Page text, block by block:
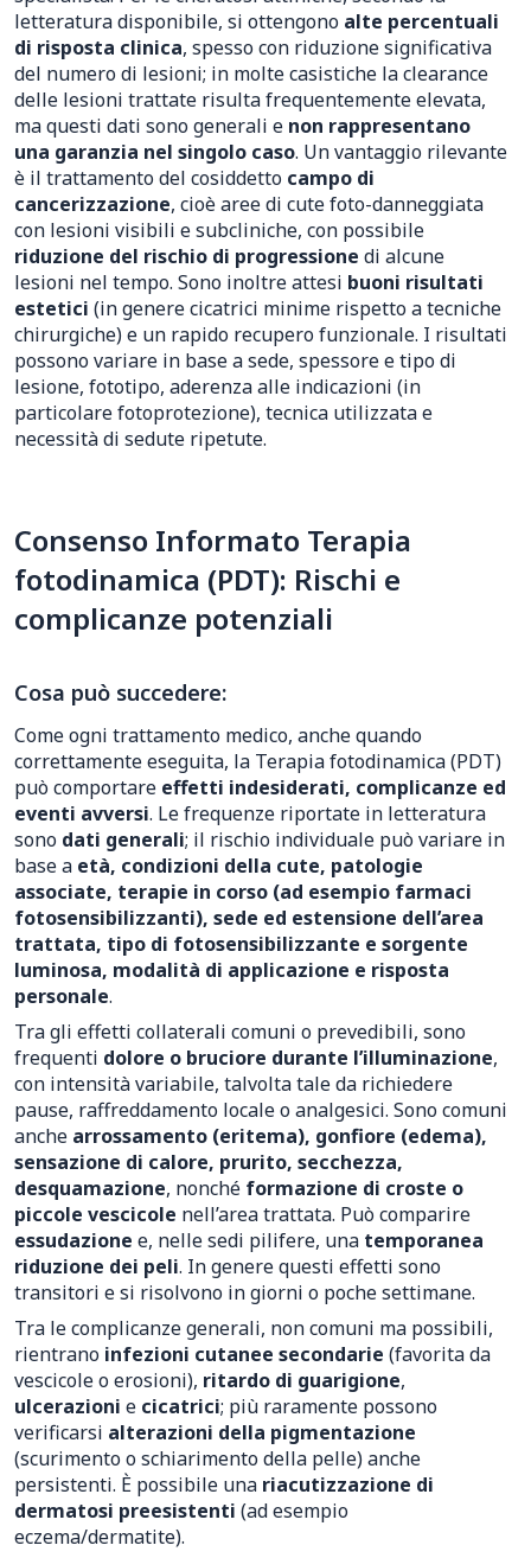
letteratura disponibile, si ottengono alte percentuali
di risposta clinica, spesso con riduzione significativa
del numero di lesioni; in molte casistiche la clearance
delle lesioni trattate risulta frequentemente elevata,
ma questi dati sono generali e non rappresentano
una garanzia nel singolo caso. Un vantaggio rilevante
è il trattamento del cosiddetto campo di
cancerizzazione, cioè aree di cute foto-danneggiata
con lesioni visibili e subcliniche, con possibile
riduzione del rischio di progressione di alcune
lesioni nel tempo. Sono inoltre attesi buoni risultati
estetici (in genere cicatrici minime rispetto a tecniche
chirurgiche) e un rapido recupero funzionale. I risultati
possono variare in base a sede, spessore e tipo di
lesione, fototipo, aderenza alle indicazioni (in
particolare fotoprotezione), tecnica utilizzata e
necessità di sedute ripetute.
Consenso Informato Terapia
fotodinamica (PDT): Rischi e
complicanze potenziali
Cosa può succedere:
Come ogni trattamento medico, anche quando
correttamente eseguita, la Terapia fotodinamica (PDT)
può comportare effetti indesiderati, complicanze ed
eventi avversi. Le frequenze riportate in letteratura
sono dati generali; il rischio individuale può variare in
base a età, condizioni della cute, patologie
associate, terapie in corso (ad esempio farmaci
fotosensibilizzanti), sede ed estensione dell’area
trattata, tipo di fotosensibilizzante e sorgente
luminosa, modalità di applicazione e risposta
personale.
Tra gli effetti collaterali comuni o prevedibili, sono
frequenti dolore o bruciore durante l’illuminazione,
con intensità variabile, talvolta tale da richiedere
pause, raffreddamento locale o analgesici. Sono comuni
anche arrossamento (eritema), gonfiore (edema),
sensazione di calore, prurito, secchezza,
desquamazione, nonché formazione di croste o
piccole vescicole nell’area trattata. Può comparire
essudazione e, nelle sedi pilifere, una temporanea
riduzione dei peli. In genere questi effetti sono
transitori e si risolvono in giorni o poche settimane.
Tra le complicanze generali, non comuni ma possibili,
rientrano infezioni cutanee secondarie (favorita da
vescicole o erosioni), ritardo di guarigione,
ulcerazioni e cicatrici; più raramente possono
verificarsi alterazioni della pigmentazione
(scurimento o schiarimento della pelle) anche
persistenti. È possibile una riacutizzazione di
dermatosi preesistenti (ad esempio
eczema/dermatite).